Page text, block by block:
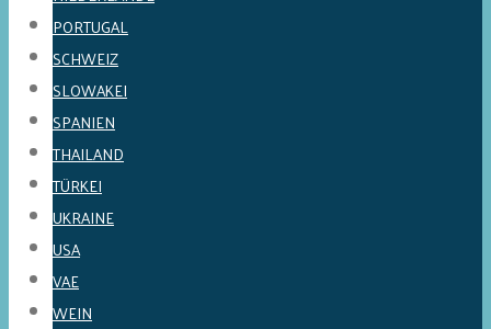
PORTUGAL
SCHWEIZ
SLOWAKEI
SPANIEN
THAILAND
TÜRKEI
UKRAINE
USA
VAE
WEIN